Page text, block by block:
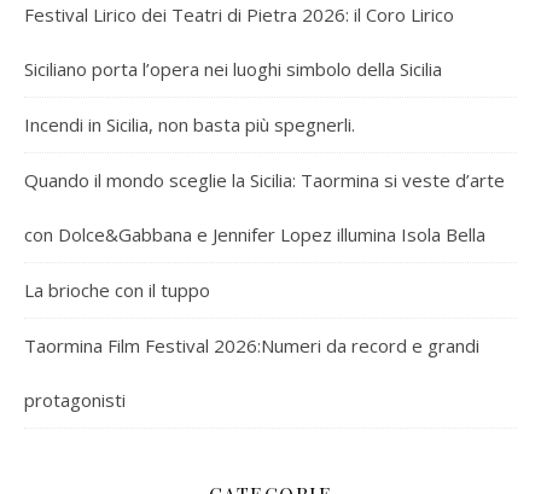
Festival Lirico dei Teatri di Pietra 2026: il Coro Lirico
Siciliano porta l’opera nei luoghi simbolo della Sicilia
Incendi in Sicilia, non basta più spegnerli.
Quando il mondo sceglie la Sicilia: Taormina si veste d’arte
con Dolce&Gabbana e Jennifer Lopez illumina Isola Bella
La brioche con il tuppo
Taormina Film Festival 2026:Numeri da record e grandi
protagonisti